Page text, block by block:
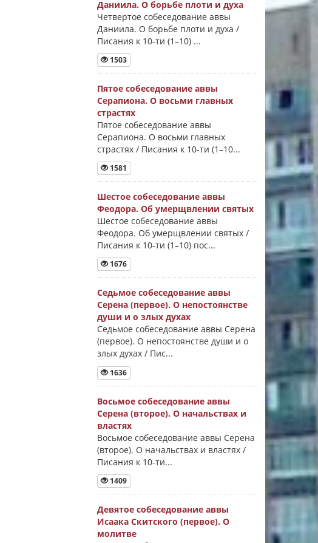
Даниила. О борьбе плоти и духа
Четвертое собеседование аввы
Даниила. О борьбе плоти и духа /
Писания к 10-ти (1–10) ...
1503
Пятое собеседование аввы
Серапиона. О восьми главных
страстях
Пятое собеседование аввы
Серапиона. О восьми главных
страстях / Писания к 10-ти (1–10...
1581
Шестое собеседование аввы
Феодора. Об умерщвлении святых
Шестое собеседование аввы
Феодора. Об умерщвлении святых /
Писания к 10-ти (1–10) пос...
1676
Седьмое собеседование аввы
Серена (первое). О непостоянстве
души и о злых духах
Седьмое собеседование аввы Серена
(первое). О непостоянстве души и о
злых духах / Пис...
1636
Восьмое собеседование аввы
Серена (второе). О начальствах и
властях
Восьмое собеседование аввы Серена
(второе). О начальствах и властях /
Писания к 10-ти...
1409
Девятое собеседование аввы
Исаака Скитского (первое). О
молитве